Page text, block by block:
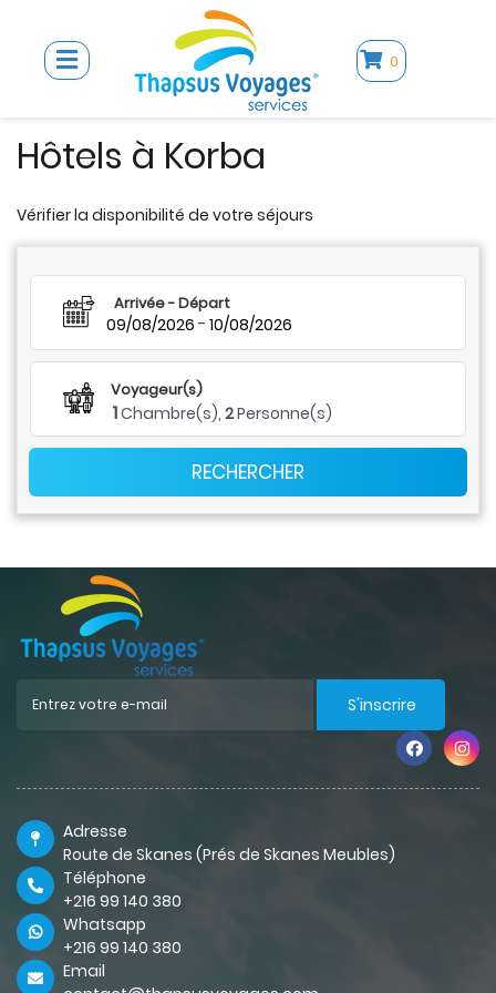
0
Hôtels à Korba
Vérifier la disponibilité de votre séjours
Arrivée - Départ
09/08/2026 - 10/08/2026
Voyageur(s)
1Chambre(s), 2Personne(s)
RECHERCHER
S'inscrire
Adresse
Route de Skanes (Prés de Skanes Meubles)
Téléphone
+216 99 140 380
Whatsapp
+216 99 140 380
Email